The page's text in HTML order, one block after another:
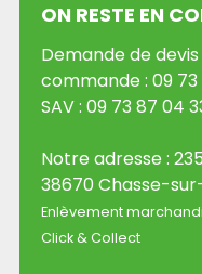
ON RESTE EN
Demande de
commande : 09
SAV : 09 73 87 04
Notre adresse :
38670 Chasse-
Enlèvement
Click & Collect